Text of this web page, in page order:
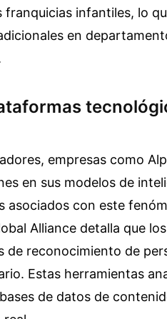
infantiles, lo
en
empresas como
en sus modelos de
asociados con este
Alliance detalla que
de reconocimiento de
Estas herramientas
de datos de